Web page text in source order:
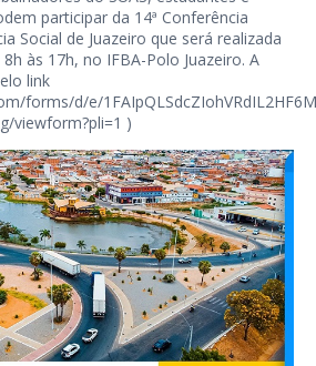
participar da 14ª Conferência
Social de Juazeiro que será realizada
às 17h, no IFBA-Polo Juazeiro. A
link
forms/d/e/
viewform?pli=1 )